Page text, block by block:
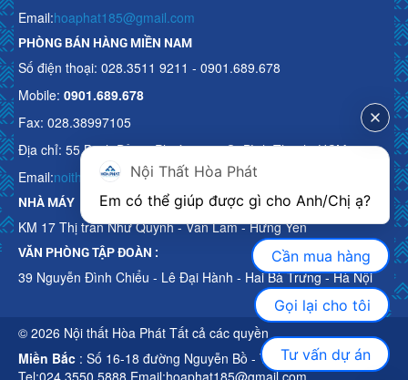
Email:hoaphat185@gmail.com
PHÒNG BÁN HÀNG MIỀN NAM
Số điện thoại: 028.3511 9211 - 0901.689.678
Mobile: 0901.689.678
Fax: 028.38997105
Địa chỉ: 55 Bạch Đằng, Phường 15, Q. Bình Thạnh, HCM
Email:noithathoaphattot@gmail.com
NHÀ MÁY
KM 17 Thị trấn Như Quỳnh - Văn Lâm - Hưng Yên
VĂN PHÒNG TẬP ĐOÀN :
39 Nguyễn Đình Chiểu - Lê Đại Hành - Hai Bà Trưng - Hà Nội
© 2026 Nội thất Hòa Phát Tất cả các quyền
Miền Bắc : Số 16-18 đường Nguyễn Bồ - TP Hà Nội
Tel:024.3550 5888 Email:hoaphat185@gmail.com
Nội Thất Hòa Phát
Cần mua hàng
Gọi lại cho tôi
Tư vấn dự án